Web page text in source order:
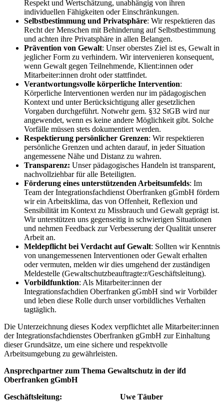
Respekt und Wertschätzung, unabhängig von ihren
individuellen Fähigkeiten oder Einschränkungen.
Selbstbestimmung und Privatsphäre: Wir respektieren das
Recht der Menschen mit Behinderung auf Selbstbestimmung
und achten ihre Privatsphäre in allen Belangen.
Prävention von Gewalt: Unser oberstes Ziel ist es, Gewalt in
jeglicher Form zu verhindern. Wir intervenieren konsequent,
wenn Gewalt gegen Teilnehmende, Klient:innen oder
Mitarbeiter:innen droht oder stattfindet.
Verantwortungsvolle körperliche Intervention:
Körperliche Interventionen werden nur im pädagogischen
Kontext und unter Berücksichtigung aller gesetzlichen
Vorgaben durchgeführt. Notwehr gem. §32 StGB wird nur
angewendet, wenn es keine andere Möglichkeit gibt. Solche
Vorfälle müssen stets dokumentiert werden.
Respektierung persönlicher Grenzen: Wir respektieren
persönliche Grenzen und achten darauf, in jeder Situation
angemessene Nähe und Distanz zu wahren.
Transparenz: Unser pädagogisches Handeln ist transparent,
nachvollziehbar für alle Beteiligten.
Förderung eines unterstützenden Arbeitsumfelds: Im
Team der Integrationsfachdienst Oberfranken gGmbH fördern
wir ein Arbeitsklima, das von Offenheit, Reflexion und
Sensibilität im Kontext zu Missbrauch und Gewalt geprägt ist.
Wir unterstützen uns gegenseitig in schwierigen Situationen
und nehmen Feedback zur Verbesserung der Qualität unserer
Arbeit an.
Meldepflicht bei Verdacht auf Gewalt: Sollten wir Kenntnis
von unangemessenen Interventionen oder Gewalt erhalten
oder vermuten, melden wir dies umgehend der zuständigen
Meldestelle (Gewaltschutzbeauftragte:r/Geschäftsleitung).
Vorbildfunktion: Als Mitarbeiter:innen der
Integrationsfachdien Oberfranken gGmbH sind wir Vorbilder
und leben diese Rolle durch unser vorbildliches Verhalten
tagtäglich.
Die Unterzeichnung dieses Kodex verpflichtet alle Mitarbeiter:innen
der Integrationsfachdienstes Oberfranken gGmbH zur Einhaltung
dieser Grundsätze, um eine sichere und respektvolle
Arbeitsumgebung zu gewährleisten.
Ansprechpartner zum Thema Gewaltschutz in der ifd
Oberfranken gGmbH
Geschäftsleitung:
Uwe Täuber